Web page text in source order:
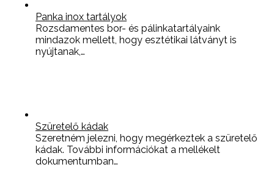
Panka inox tartályok
Rozsdamentes bor- és pálinkatartályaink
mindazok mellett, hogy esztétikai látványt is
nyújtanak,…
Szüretelő kádak
Szeretném jelezni, hogy megérkeztek a szüretelő
kádak. További információkat a mellékelt
dokumentumban…